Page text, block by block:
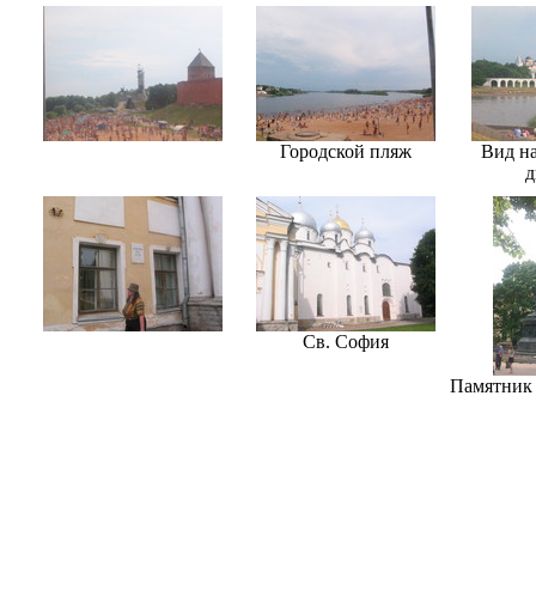
Городской пляж
Вид
Св. София
Памятник